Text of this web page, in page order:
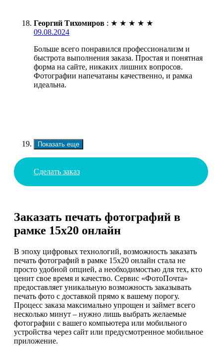
Георгий Тихомиров : ★ ★ ★ ★ ★
09.08.2024
Больше всего понравился профессионализм и
быстрота выполнения заказа. Простая и понятная
форма на сайте, никаких лишних вопросов.
Фотографии напечатаны качественно, и рамка
идеальна.
Показать еще
Сделать заказ
Заказать печать фотографий в
рамке 15х20 онлайн
В эпоху цифровых технологий, возможность заказать
печать фотографий в рамке 15х20 онлайн стала не
просто удобной опцией, а необходимостью для тех, кто
ценит свое время и качество. Сервис «ФотоПочта»
предоставляет уникальную возможность заказывать
печать фото с доставкой прямо к вашему порогу.
Процесс заказа максимально упрощен и займет всего
несколько минут – нужно лишь выбрать желаемые
фотографии с вашего компьютера или мобильного
устройства через сайт или предусмотренное мобильное
приложение.